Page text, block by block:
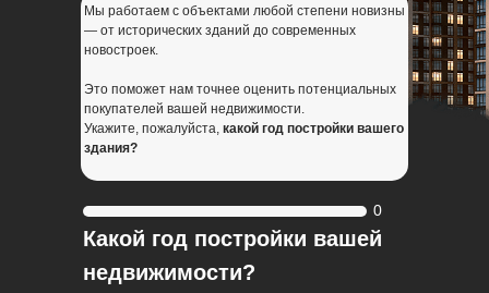
Какой год постройки вашей
недвижимости?
0
Мы работаем с объектами любой степени новизны
— от исторических зданий до современных
новостроек.
Это поможет нам точнее оценить потенциальных
покупателей вашей недвижимости.
Укажите, пожалуйста, какой год постройки вашего
здания?